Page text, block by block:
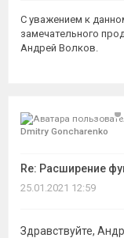
С уважением к
замечательного
Андрей Волков.
Dmitry Goncharenko
Re: Расширение
25.01.2021 12:59
Здравствуйте,